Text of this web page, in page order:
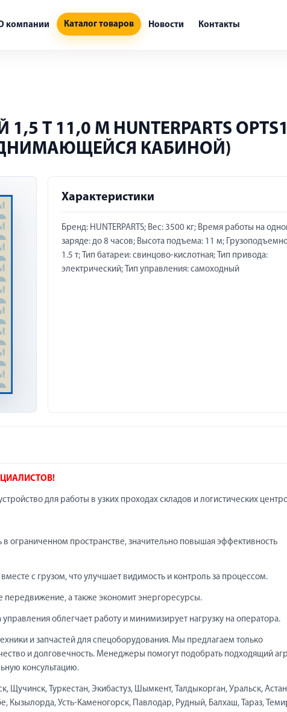
компании Каталог товаров Новости Контакты
Т 11,0 М HUNTERPARTS
КАБИНОЙ)
Характеристики
Бренд: HUNTERPARTS; Вес: 3500 кг; Время работы на
заряде: до 8 часов; Высота подъема: 11 м;
1.5 т; Тип батареи: свинцово-кислотная; Тип привода:
электрический; Тип управления: самоходный
для работы в узких проходах складов и логистических
в ограниченном пространстве, значительно повышая эффективность
с грузом, что улучшает видимость и контроль за процессом.
передвижение, а также экономит энергоресурсы.
облегчает работу и минимизирует нагрузку на оператора.
и запчастей для спецоборудования. Мы предлагаем только
и долговечность. Менеджеры помогут подобрать подходящий
консультацию.
Щучинск, Туркестан, Экибастуз, Шымкент, Талдыкорган, Уральск,
Кызылорда, Усть-Каменогорск, Павлодар, Рудный, Балхаш, Тараз,